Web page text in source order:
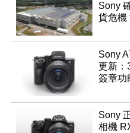
Sony
貨危機
Sony
更新：
簽章功
Sony
相機